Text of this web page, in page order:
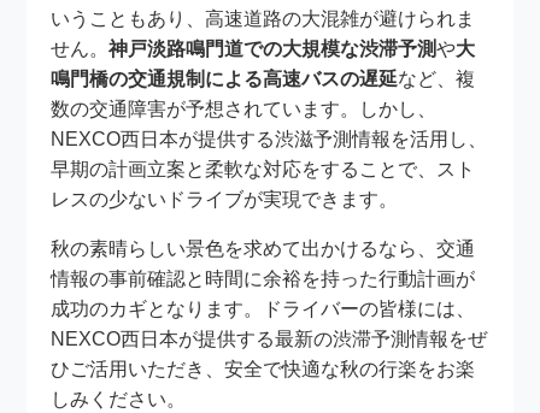
いうこともあり、高速道路の大混雑が避けられま
せん。神戸淡路鳴門道での大規模な渋滞予測や大
鳴門橋の交通規制による高速バスの遅延など、複
数の交通障害が予想されています。しかし、
NEXCO西日本が提供する渋滋予測情報を活用し、
早期の計画立案と柔軟な対応をすることで、スト
レスの少ないドライブが実現できます。
秋の素晴らしい景色を求めて出かけるなら、交通
情報の事前確認と時間に余裕を持った行動計画が
成功のカギとなります。ドライバーの皆様には、
NEXCO西日本が提供する最新の渋滞予測情報をぜ
ひご活用いただき、安全で快適な秋の行楽をお楽
しみください。